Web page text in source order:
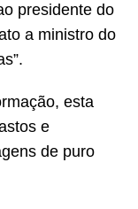
presidente do
a ministro do
esta
e
de puro